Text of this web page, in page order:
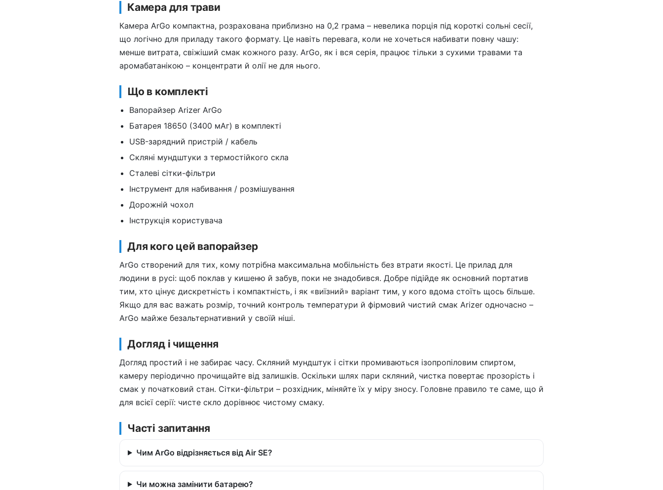
Камера для трави
Камера ArGo компактна, розрахована приблизно на 0,2 грама – невелика порція під короткі сольні сесії,
що логічно для приладу такого формату. Це навіть перевага, коли не хочеться набивати повну чашу:
менше витрата, свіжіший смак кожного разу. ArGo, як і вся серія, працює тільки з сухими травами та
аромабатанікою – концентрати й олії не для нього.
Що в комплекті
Вапорайзер Arizer ArGo
Батарея 18650 (3400 мАг) в комплекті
USB-зарядний пристрій / кабель
Скляні мундштуки з термостійкого скла
Сталеві сітки-фільтри
Інструмент для набивання / розмішування
Дорожній чохол
Інструкція користувача
Для кого цей вапорайзер
ArGo створений для тих, кому потрібна максимальна мобільність без втрати якості. Це прилад для
людини в русі: щоб поклав у кишеню й забув, поки не знадобився. Добре підійде як основний портатив
тим, хто цінує дискретність і компактність, і як «виїзний» варіант тим, у кого вдома стоїть щось більше.
Якщо для вас важать розмір, точний контроль температури й фірмовий чистий смак Arizer одночасно –
ArGo майже безальтернативний у своїй ніші.
Догляд і чищення
Догляд простий і не забирає часу. Скляний мундштук і сітки промиваються ізопропіловим спиртом,
камеру періодично прочищайте від залишків. Оскільки шлях пари скляний, чистка повертає прозорість і
смак у початковий стан. Сітки-фільтри – розхідник, міняйте їх у міру зносу. Головне правило те саме, що й
для всієї серії: чисте скло дорівнює чистому смаку.
Часті запитання
Чим ArGo відрізняється від Air SE?
Чи можна замінити батарею?